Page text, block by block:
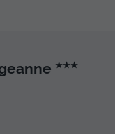
★★★